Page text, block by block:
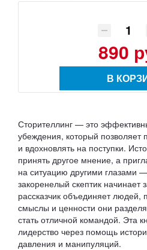
890
В
Сторителлинг — это
убеждения, который позволяет
и вдохновлять на поступки.
принять другое мнение, а
на ситуацию другими глазами
закоренелый скептик
рассказчик объединяет людей,
смыслы и ценности они
стать отличной командой. Эта
лидерство через помощь
давления и манипуляций.